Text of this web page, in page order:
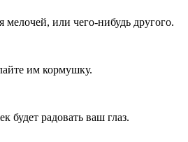
мелочей, или чего-нибудь другого.
им кормушку.
будет радовать ваш глаз.